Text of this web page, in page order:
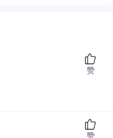
赞
赞